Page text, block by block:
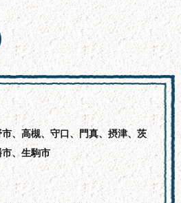
、高槻、守口、門真、摂津、茨
、生駒市